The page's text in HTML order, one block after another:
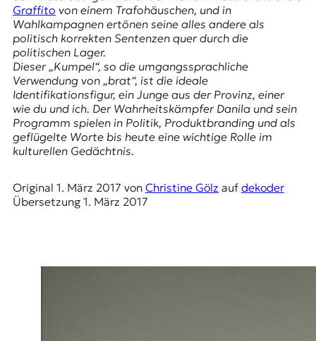
E
K
O
D
E
W
Graffito von einem Trafohäuschen, und in
Wahlkampagnen ertönen seine alles andere als
politisch korrekten Sentenzen quer durch die
politischen Lager.
Dieser „Kumpel“, so die umgangssprachliche
Verwendung von „brat“, ist die ideale
Identifikationsfigur, ein Junge aus der Provinz, einer
wie du und ich. Der Wahrheitskämpfer Danila und sein
Programm spielen in Politik, Produktbranding und als
geflügelte Worte bis heute eine wichtige Rolle im
kulturellen Gedächtnis.
Original 1. März 2017 von Christine Gölz auf dekoder
Übersetzung 1. März 2017